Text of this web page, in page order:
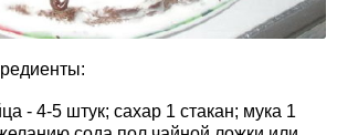
- 4-5 штук; сахар 1 стакан; мука 1